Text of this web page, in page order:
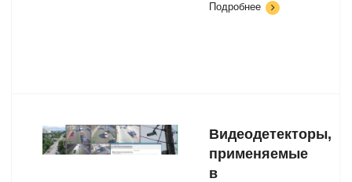
Подробнее
Видеодетекторы,
применяемые
в